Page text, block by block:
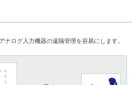
ログ入力機器の遠隔管理を容易にします。